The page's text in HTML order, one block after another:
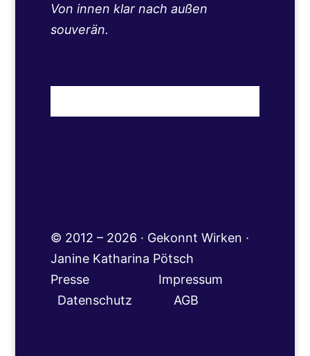
Von innen klar nach außen
souverän.
© 2012 – 2026 · Gekonnt Wirken ·
Janine Katharina Pötsch
Presse
Impressum
Datenschutz AGB